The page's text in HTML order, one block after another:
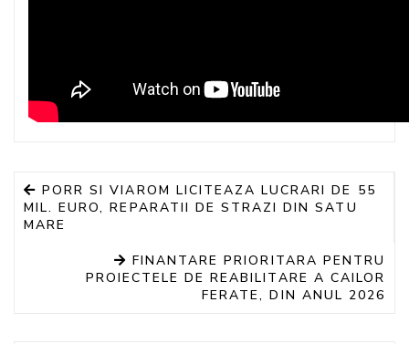
PORR SI VIAROM LICITEAZA LUCRARI DE 55
MIL. EURO, REPARATII DE STRAZI DIN SATU
MARE
FINANTARE PRIORITARA PENTRU
PROIECTELE DE REABILITARE A CAILOR
FERATE, DIN ANUL 2026